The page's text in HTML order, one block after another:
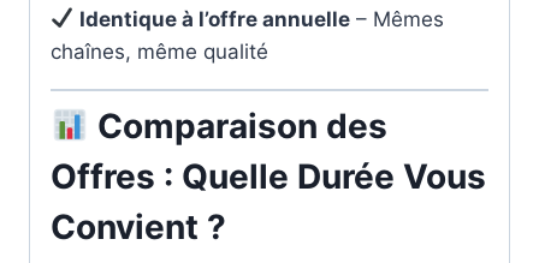
Identique à l’offre annuelle – Mêmes
chaînes, même qualité
Comparaison des
Offres : Quelle Durée Vous
Convient ?